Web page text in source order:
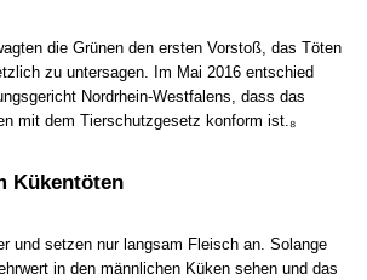
die Grünen den ersten Vorstoß, das Töten
zu untersagen. Im Mai 2016 entschied
Nordrhein-Westfalens, dass das
mit dem Tierschutzgesetz konform ist.₈
Kükentöten
und setzen nur langsam Fleisch an. Solange
in den männlichen Küken sehen und das